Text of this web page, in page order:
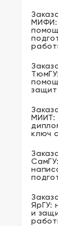
МИФИ:
МИИТ:
ключ
ЯрГУ:
и